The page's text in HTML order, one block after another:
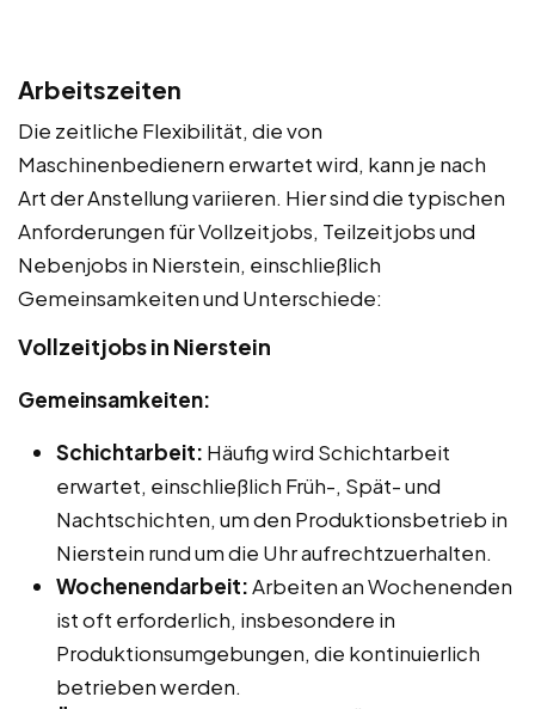
Arbeitszeiten
Die zeitliche Flexibilität, die von
Maschinenbedienern erwartet wird, kann je nach
Art der Anstellung variieren. Hier sind die typischen
Anforderungen für Vollzeitjobs, Teilzeitjobs und
Nebenjobs in Nierstein, einschließlich
Gemeinsamkeiten und Unterschiede:
Vollzeitjobs in Nierstein
Gemeinsamkeiten:
Schichtarbeit: Häufig wird Schichtarbeit
erwartet, einschließlich Früh-, Spät- und
Nachtschichten, um den Produktionsbetrieb in
Nierstein rund um die Uhr aufrechtzuerhalten.
Wochenendarbeit:Arbeiten an Wochenenden
ist oft erforderlich, insbesondere in
Produktionsumgebungen, die kontinuierlich
betrieben werden.